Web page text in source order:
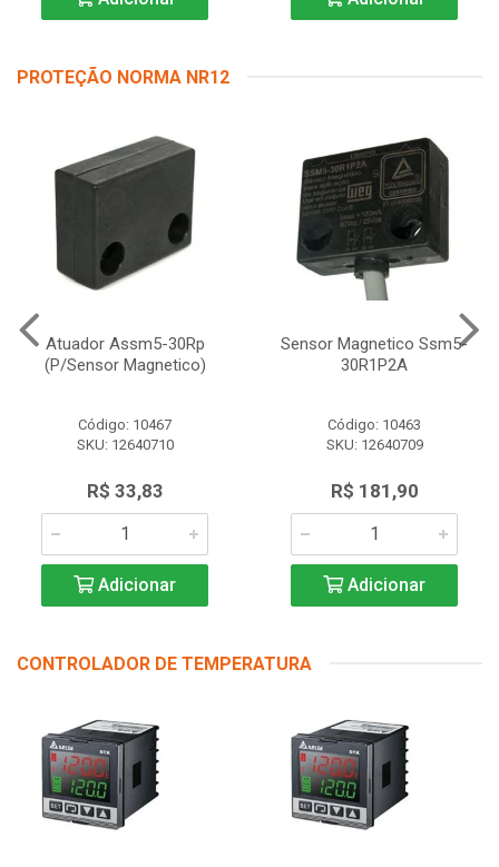
PROTEÇÃO NORMA NR12
Atuador Assm5-30Rp
(P/Sensor Magnetico)
Código: 10467
SKU: 12640710
R$ 33,83
Adicionar
Sensor Magnetico Ssm5-
30R1P2A
Código: 10463
SKU: 12640709
R$ 181,90
Adicionar
CONTROLADOR DE TEMPERATURA